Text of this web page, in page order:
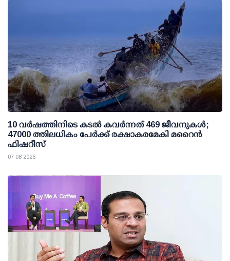
10 വര്‍ഷത്തിനിടെ കടല്‍ കവര്‍ന്നത് 469 ജീവനുകള്‍;
47000 ത്തിലധികം പേര്‍ക്ക് രക്ഷാകരമേകി മറൈന്‍
ഫിഷറീസ്
07 08 2026